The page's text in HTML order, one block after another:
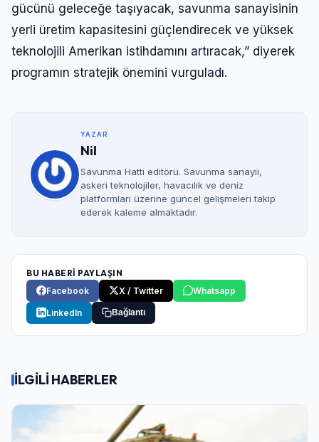
gücünü geleceğe taşıyacak, savunma sanayisinin
yerli üretim kapasitesini güçlendirecek ve yüksek
teknolojili Amerikan istihdamını artıracak,” diyerek
programın stratejik önemini vurguladı.
YAZAR
Nil
Savunma Hattı editörü. Savunma sanayii,
askeri teknolojiler, havacılık ve deniz
platformları üzerine güncel gelişmeleri takip
ederek kaleme almaktadır.
BU HABERİ PAYLAŞIN
Facebook
X / Twitter Whatsapp
LinkedIn Bağlantı
İLGİLİ HABERLER